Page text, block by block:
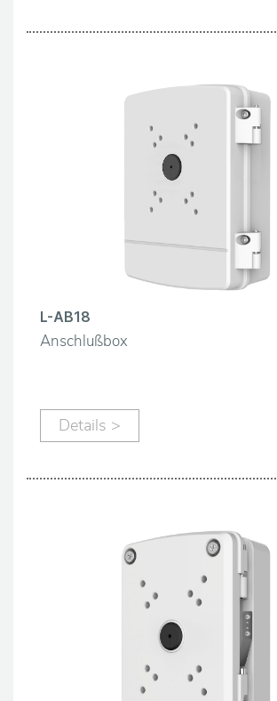
L-AB18
Anschlußbox
Details >